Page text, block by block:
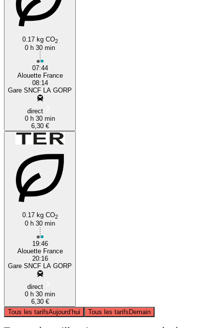
0.17 kg CO2
0 h 30 min
07:44
Alouette France
08:14
Gare SNCF LA GORP
direct
0 h 30 min
6,30 €
0.17 kg CO2
0 h 30 min
19:46
Alouette France
20:16
Gare SNCF LA GORP
direct
0 h 30 min
6,30 €
Tous les tarifsAujourd’hui Tous les tarifsDemain